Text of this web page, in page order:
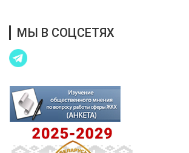
МЫ В СОЦСЕТЯХ